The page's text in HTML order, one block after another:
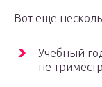
Вот еще
Учебный
не